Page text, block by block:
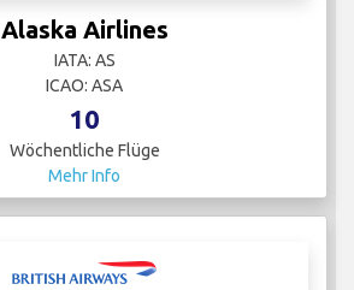
Alaska Airlines
IATA: AS
ICAO: ASA
10
Wöchentliche Flüge
Mehr Info